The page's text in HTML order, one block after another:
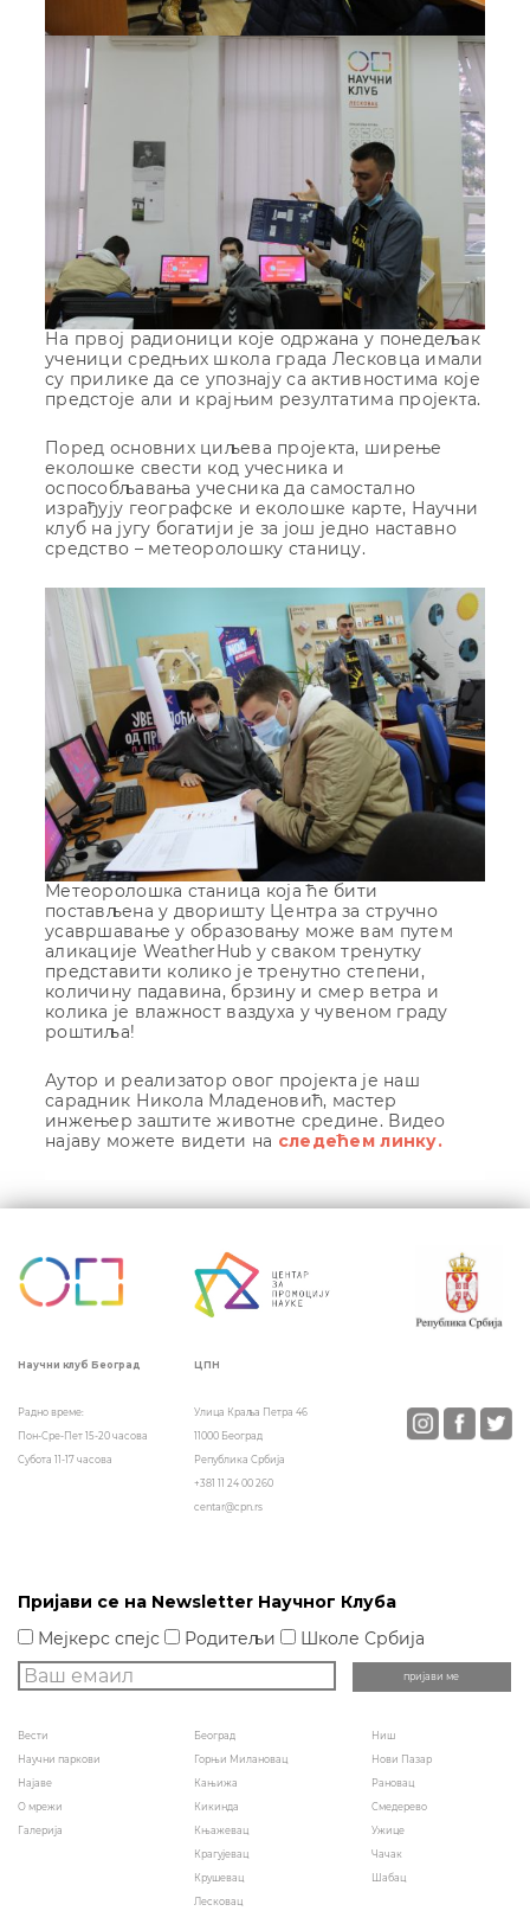
На првој радионици које одржана у понедељак
ученици средњих школа града Лесковца имали
су прилике да се упознају са активностима које
предстоје али и крајњим резултатима пројекта.
Поред основних циљева пројекта, ширење
еколошке свести код учесника и
оспособљавања учесника да самостално
израђују географске и еколошке карте, Научни
клуб на југу богатији је за још једно наставно
средство – метеоролошку станицу.
Метеоролошка станица која ће бити
постављена у дворишту Центра за стручно
усавршавање у образовању може вам путем
аликације WeatherHub у сваком тренутку
представити колико је тренутно степени,
количину падавина, брзину и смер ветра и
колика је влажност ваздуха у чувеном граду
роштиља!
Аутор и реализатор овог пројекта је наш
сарадник Никола Младеновић, мастер
инжењер заштите животне средине. Видео
најаву можете видети на следећем линку.
Кретање
Научни клуб Београд
Радно време:
Пон-Сре-Пет 15-20 часова
Субота 11-17 часова
ЦПН
Улица Краља Петра 46
11000 Београд
Република Србија
+381 11 24 00 260
centar@cpn.rs
Пријави се на Newsletter Научног Клуба
Мејкерс спејс
Родитељи Школе Србија
Вести
Научни паркови
Најаве
О мрежи
Галерија
Београд
Горњи Милановац
Кањижа
Кикинда
Књажевац
Крагујевац
Крушевац
Лесковац
Ниш
Нови Пазар
Рановац
Смедерево
Ужице
Чачак
Шабац